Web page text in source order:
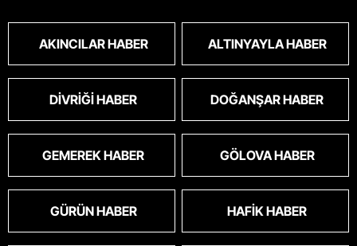
AKINCILAR HABER ALTINYAYLA HABER
DIVRIĞI HABER DOĞANŞAR HABER
GEMEREK HABER GÖLOVA HABER
GÜRÜN HABER HAFIK HABER